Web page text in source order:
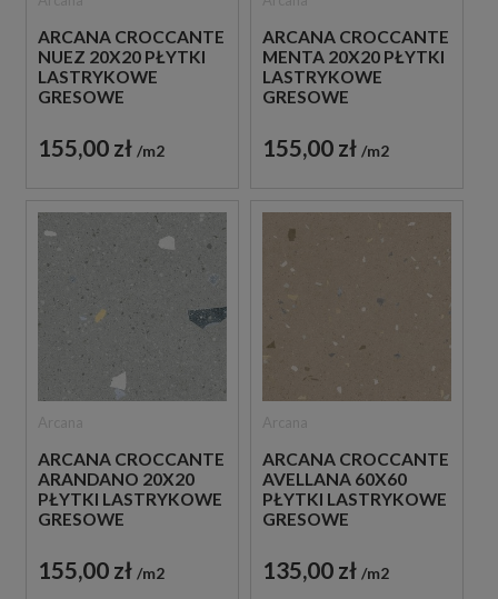
ARCANA CROCCANTE
NUEZ 20X20 PŁYTKI
LASTRYKOWE
GRESOWE
155,00 zł m2
ARCANA CROCCANTE
MENTA 20X20 PŁYTKI
LASTRYKOWE
GRESOWE
155,00 zł m2
ARCANA CROCCANTE
ARANDANO 20X20
PŁYTKI LASTRYKOWE
GRESOWE
155,00 zł m2
ARCANA CROCCANTE
AVELLANA 60X60
PŁYTKI LASTRYKOWE
GRESOWE
135,00 zł m2